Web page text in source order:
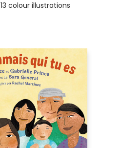
13 colour illustrations